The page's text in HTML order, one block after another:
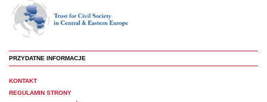
PRZYDATNE INFORMACJE
KONTAKT
REGULAMIN STRONY